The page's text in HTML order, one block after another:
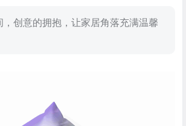
，创意的拥抱，让家居角落充满温馨